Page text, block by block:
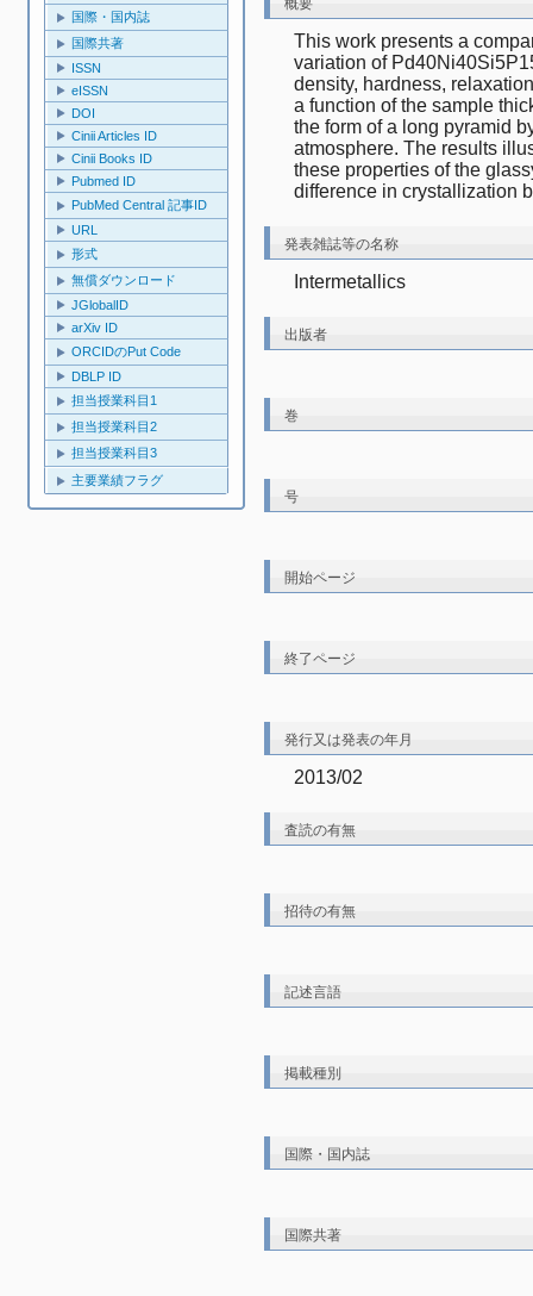
国際・国内誌
国際共著
ISSN
eISSN
DOI
Cinii Articles ID
Cinii Books ID
Pubmed ID
PubMed Central 記事ID
URL
形式
無償ダウンロード
JGlobalID
arXiv ID
ORCIDのPut Code
DBLP ID
担当授業科目1
担当授業科目2
担当授業科目3
主要業績フラグ
概要
This work presents a
variation of
density, hardness,
a function of the sample
the form of a long pyramid
atmosphere. The results
these properties of the
difference in crystallization
発表雑誌等の名称
Intermetallics
出版者
巻
号
開始ページ
終了ページ
発行又は発表の年月
2013/02
査読の有無
招待の有無
記述言語
掲載種別
国際・国内誌
国際共著